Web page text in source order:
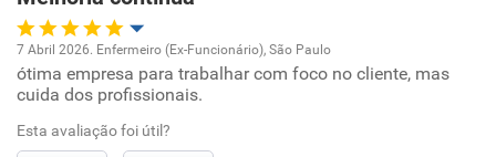
Recomenda a diretoria
Oportunidade de promoção
Ambiente de trabalho
7 Abril 2026. Enfermeiro (Ex-Funcionário), São Paulo
ótima empresa para trabalhar com foco no cliente, mas
cuida dos profissionais.
Esta avaliação foi útil?